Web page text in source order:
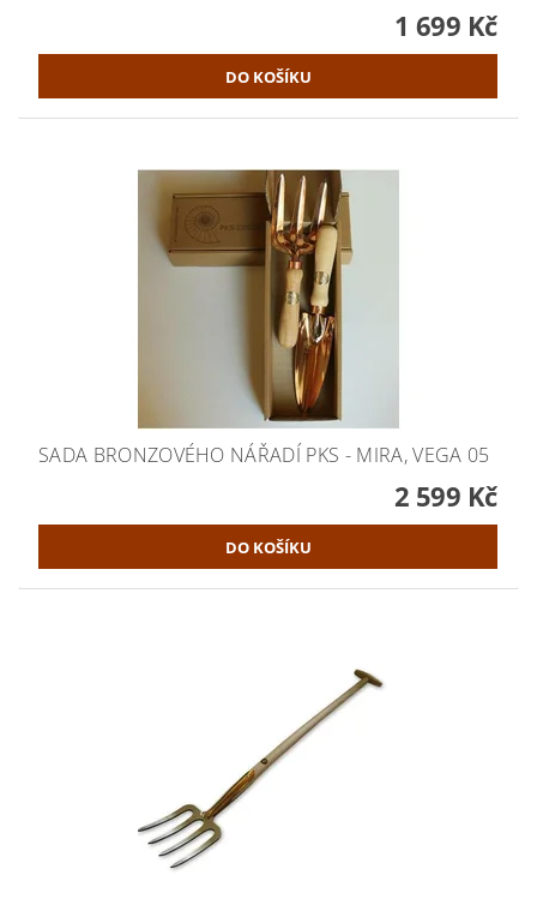
1 699 Kč
SADA BRONZOVÉHO NÁŘADÍ PKS - MIRA, VEGA 05
2 599 Kč